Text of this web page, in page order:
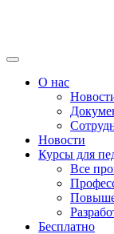
О нас
Новости
Курсы для
Все
Бесплатно